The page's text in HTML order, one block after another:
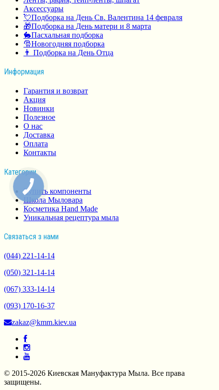
Аксессуары
💘Подборка на День Св. Валентина 14 февраля
🎁Подборка на День матери и 8 марта
🐇Пасхальная подборка
🎅Новогодняя подборка
👨 Подборка на День Отца
Информация
Гарантия и возврат
Акция
Новинки
Полезное
О нас
Доставка
Оплата
Контакты
Категории
Купить компоненты
Школа Мыловара
Косметика Hand Made
Уникальная рецептура мыла
Связаться з нами
(044) 221-14-14
(050) 321-14-14
(067) 333-14-14
(093) 170-16-37
zakaz@kmm.kiev.ua
© 2015-2026 Киевская Мануфактура Мыла. Все права
защищены.